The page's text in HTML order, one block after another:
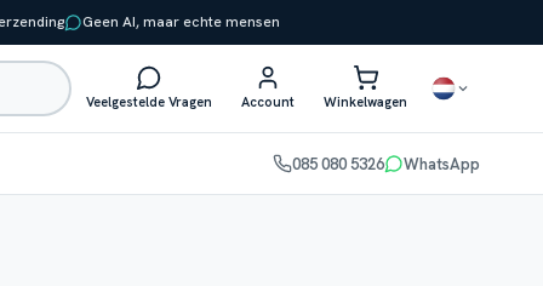
Geen AI, maar echte mensen
Veelgestelde Vragen Account Winkelwagen
085 080 5326 WhatsApp